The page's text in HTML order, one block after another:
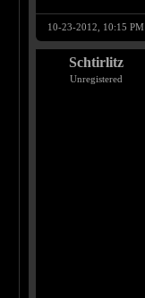
10-23-2012, 10:15 PM
Schtirlitz
Unregistered